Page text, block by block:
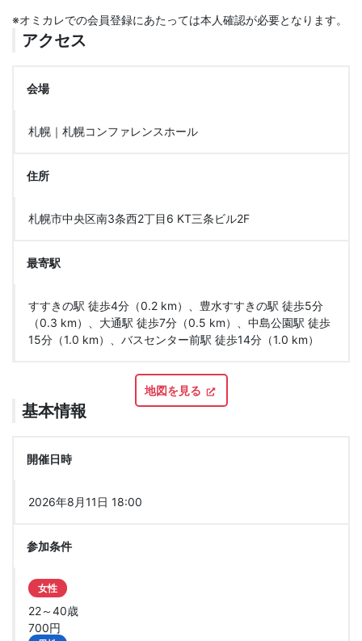
※オミカレでの会員登録にあたっては本人確認が必要となります。
アクセス
会場
札幌｜札幌コンファレンスホール
住所
札幌市中央区南3条西2丁目6 KT三条ビル2F
最寄駅
すすきの駅 徒歩4分（0.2 km）、豊水すすきの駅 徒歩5分
（0.3 km）、大通駅 徒歩7分（0.5 km）、中島公園駅 徒歩
15分（1.0 km）、バスセンター前駅 徒歩14分（1.0 km）
地図を見る
基本情報
開催日時
2026年8月11日 18:00
参加条件
女性
22～40歳
700円